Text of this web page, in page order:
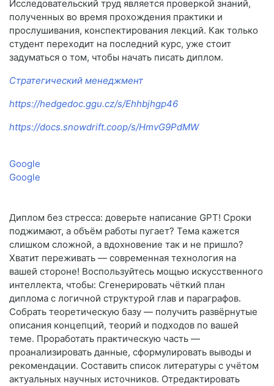
Исследовательский труд является проверкой знаний,
полученных во время прохождения практики и
прослушивания, конспектирования лекций. Как только
студент переходит на последний курс, уже стоит
задуматься о том, чтобы начать писать диплом.
Стратегический менеджмент
https://hedgedoc.ggu.cz/s/Ehhbjhgp46
https://docs.snowdrift.coop/s/HmvG9PdMW
Google
Google
Диплом без стресса: доверьте написание GPT! Сроки
поджимают, а объём работы пугает? Тема кажется
слишком сложной, а вдохновение так и не пришло?
Хватит переживать — современная технология на
вашей стороне! Воспользуйтесь мощью искусственного
интеллекта, чтобы: Сгенерировать чёткий план
диплома с логичной структурой глав и параграфов.
Собрать теоретическую базу — получить развёрнутые
описания концепций, теорий и подходов по вашей
теме. Проработать практическую часть —
проанализировать данные, сформулировать выводы и
рекомендации. Составить список литературы с учётом
актуальных научных источников. Отредактировать